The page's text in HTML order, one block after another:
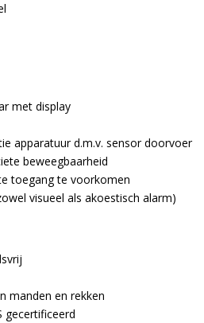
met display
apparatuur d.m.v. sensor doorvoer
beweegbaarheid
toegang te voorkomen
visueel als akoestisch alarm)
manden en rekken
gecertificeerd